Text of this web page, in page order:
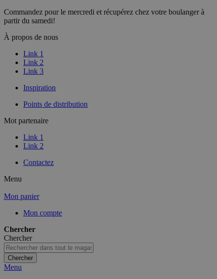
Commandez pour le mercredi et récupérez chez votre boulanger à
partir du samedi!
À propos de nous
Link 1
Link 2
Link 3
Inspiration
Points de distribution
Mot partenaire
Link 1
Link 2
Contactez
Menu
Mon panier
Mon compte
Chercher
Chercher
Chercher
Menu